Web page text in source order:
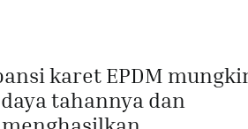
karet EPDM
tahannya dan